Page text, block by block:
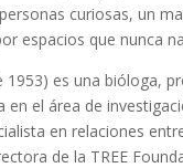
curiosas, un
espacios que nunca
es una bióloga,
el área de
en relaciones
de la TREE